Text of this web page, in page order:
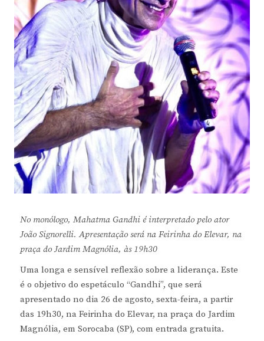
No monólogo, Mahatma Gandhi é interpretado pelo ator
João Signorelli. Apresentação será na Feirinha do Elevar, na
praça do Jardim Magnólia, às 19h30
Uma longa e sensível reflexão sobre a liderança. Este
é o objetivo do espetáculo “Gandhi”, que será
apresentado no dia 26 de agosto, sexta-feira, a partir
das 19h30, na Feirinha do Elevar, na praça do Jardim
Magnólia, em Sorocaba (SP), com entrada gratuita.